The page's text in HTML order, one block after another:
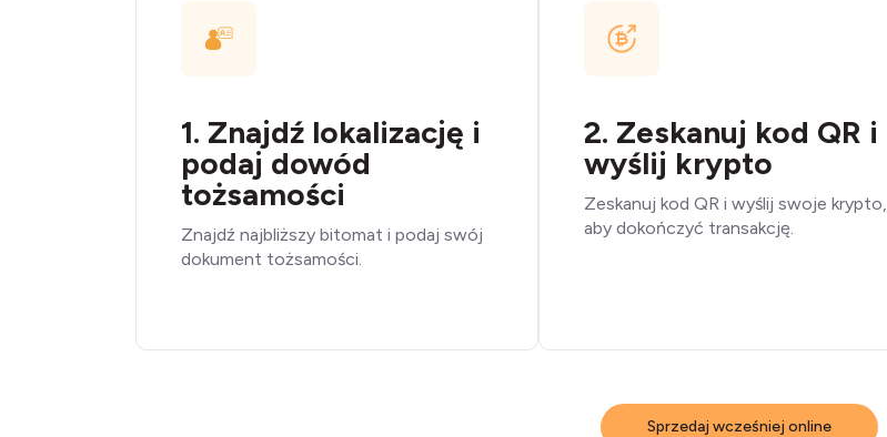
1. Znajdź lokalizację i
podaj dowód
tożsamości
Znajdź najbliższy bitomat i podaj swój
dokument tożsamości.
2. Zeskanuj kod QR i
wyślij krypto
Zeskanuj kod QR i wyślij swoje krypto,
aby dokończyć transakcję.
Sprzedaj wcześniej online